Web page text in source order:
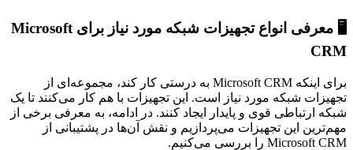
🖥 معرفی انواع تجهیزات شبکه مورد نیاز برای Microsoft
CRM
برای اینکه Microsoft CRM به درستی کار کند، مجموعه‌ای از
تجهیزات شبکه مورد نیاز است. این تجهیزات با هم کار می‌کنند تا یک
شبکه ارتباطی قوی و پایدار ایجاد کنند. در ادامه، به معرفی برخی از
مهم‌ترین این تجهیزات می‌پردازیم و نقش آن‌ها در پشتیبانی از
Microsoft CRM را بررسی می‌کنیم.